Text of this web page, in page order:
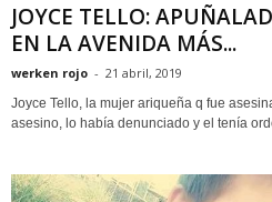
JOYCE TELLO:
EN LA AVENIDA MÁS...
werken rojo - 21 abril, 2019
Joyce Tello, la mujer ariqueña q fue
asesino, lo había denunciado y el tenía